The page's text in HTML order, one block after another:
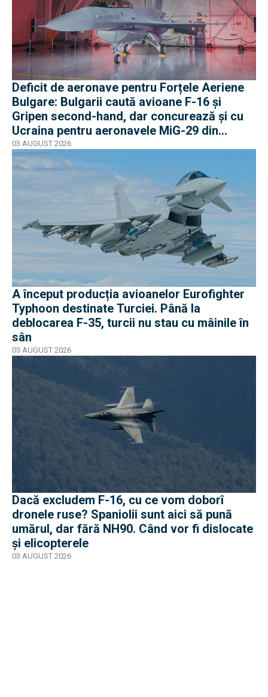
Deficit de aeronave pentru Forțele Aeriene
Bulgare: Bulgarii caută avioane F-16 și
Gripen second-hand, dar concurează și cu
Ucraina pentru aeronavele MiG-29 din
Polonia
03 AUGUST 2026
A început producția avioanelor Eurofighter
Typhoon destinate Turciei. Până la
deblocarea F-35, turcii nu stau cu mâinile în
sân
03 AUGUST 2026
Dacă excludem F-16, cu ce vom doborî
dronele ruse? Spaniolii sunt aici să pună
umărul, dar fără NH90. Când vor fi dislocate
și elicopterele
03 AUGUST 2026